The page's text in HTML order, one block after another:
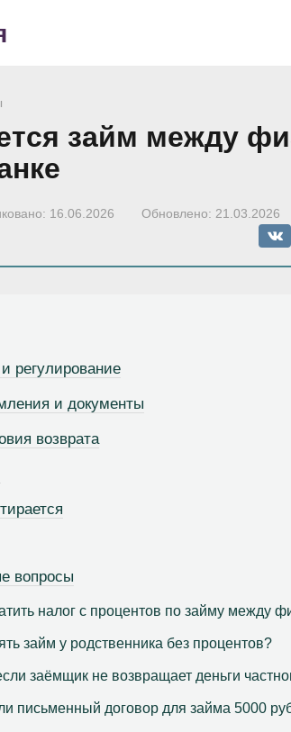
займ между
16.06.2026 Обновлено: 21.03.2026
регулирование
и документы
возврата
вопросы
налог с процентов по займу между
займ у родственника без процентов?
заёмщик не возвращает деньги
письменный договор для займа 5000